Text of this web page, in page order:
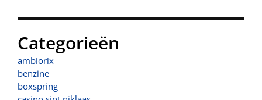
Categorieën
ambiorix
benzine
boxspring